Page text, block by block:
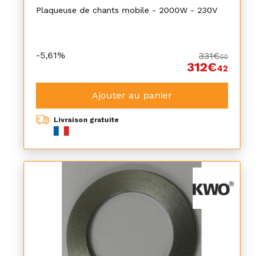
Plaqueuse de chants mobile - 2000W - 230V
-5,61% 331€00
312€42
Ajouter au panier
Livraison gratuite